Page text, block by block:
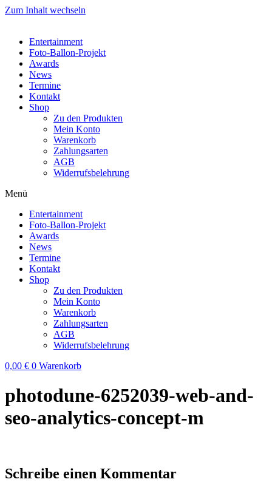
Zum Inhalt wechseln
Entertainment
Foto-Ballon-Projekt
Awards
News
Termine
Kontakt
Shop
Zu den Produkten
Mein Konto
Warenkorb
Zahlungsarten
AGB
Widerrufsbelehrung
Menü
Entertainment
Foto-Ballon-Projekt
Awards
News
Termine
Kontakt
Shop
Zu den Produkten
Mein Konto
Warenkorb
Zahlungsarten
AGB
Widerrufsbelehrung
0,00 € 0 Warenkorb
photodune-6252039-web-and-
seo-analytics-concept-m
Schreibe einen Kommentar